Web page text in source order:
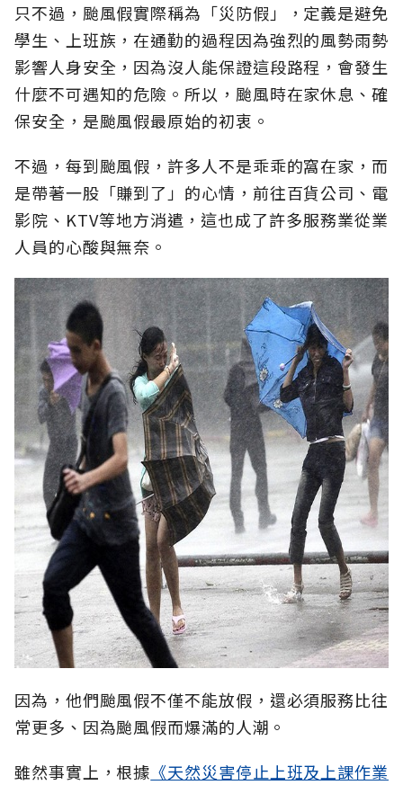
只不過，颱風假實際稱為「災防假」，定義是避免
學生、上班族，在通勤的過程因為強烈的風勢雨勢
影響人身安全，因為沒人能保證這段路程，會發生
什麼不可遇知的危險。所以，颱風時在家休息、確
保安全，是颱風假最原始的初衷。
不過，每到颱風假，許多人不是乖乖的窩在家，而
是帶著一股「賺到了」的心情，前往百貨公司、電
影院、KTV等地方消遣，這也成了許多服務業從業
人員的心酸與無奈。
因為，他們颱風假不僅不能放假，還必須服務比往
常更多、因為颱風假而爆滿的人潮。
雖然事實上，根據 《天然災害停止上班及上課作業